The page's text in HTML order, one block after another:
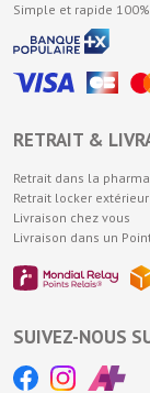
Simple et rapide
RETRAIT &
Retrait dans la
Retrait locker extérieur
Livraison chez vous
Livraison dans un
SUIVEZ-NOUS